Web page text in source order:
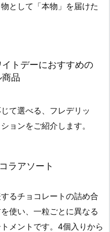
として「本物」を届けた
トデーにおすすめの
品
て選べる、フレデリッ
ョンをご紹介します。
ラアソート
るチョコレートの詰め合
使い、一粒ごとに異なる
メントです。4個入りから